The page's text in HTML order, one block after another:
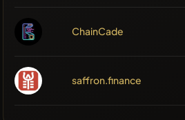
ChainCade
saffron.finance